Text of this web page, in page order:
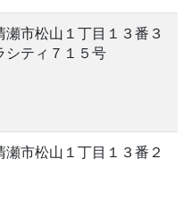
瀬市松山１丁目１３番３
シティ７１５号
瀬市松山１丁目１３番２